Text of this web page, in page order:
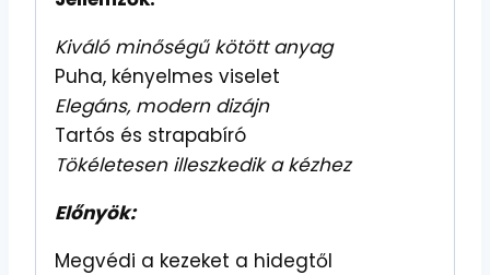
Kiváló minőségű kötött anyag
Puha, kényelmes viselet
Elegáns, modern dizájn
Tartós és strapabíró
Tökéletesen illeszkedik a kézhez
Előnyök:
Megvédi a kezeket a hidegtől